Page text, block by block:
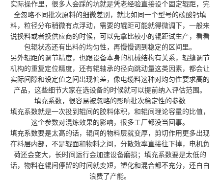
实际操作里，很多人会踩的坑就是凭老经验直接设个固定辊距，完
全忽略不同批次原料的细微差别，就比如同一个型号的碳酸钙填
料，粒径分布稍微有点浮动，需要的辊距可能就得微调下，一般来
说换料或者换供应商的时候，可以先拿比较小的辊距试生产，看看
包辊状态还有出料的均匀性，再慢慢调到稳定的区间里。
另外辊距的调节精度，也跟设备本身的机械结构有关系，辊缝调节
机构的重复定位精度，还有辊轴承的径向跳动量这类因素，都会让
实际间隙和设定值之间出现偏差，像电缆料这种对均匀性要求高的
产品，这些细节大家在选设备的时候就可以提前纳入评估范围。
填充系数，很容易被忽略的影响批次稳定性的参数
填充系数就是一次投到辊间的胶料体积，和辊间理论容量的比值，
这个参数对混炼效果的影响，很多工厂都没当回事。
填充系数要是太高的话，辊间的物料层就变厚，剪切作用更多出现
在料层内部，不是辊面和物料之间，分散效率直接往下掉，电机负
荷还会变大，长时间运行会加速设备磨损；填充系数要是太低的
话，物料在辊间停留的时间就变短，塑化和混合都不充分，还白白
浪费了产能。